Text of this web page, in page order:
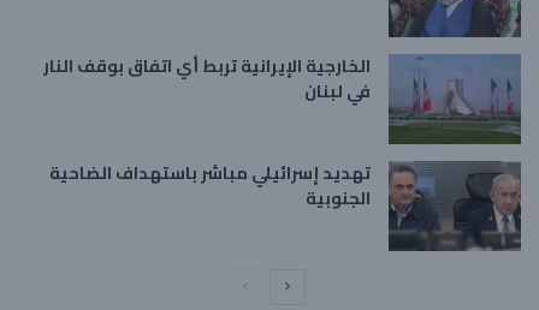
الخارجية الإيرانية تربط أي اتفاق بوقف النار
في لبنان
تهديد إسرائيلي مباشر باستهداف الضاحية
الجنوبية